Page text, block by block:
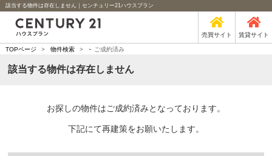
該当する物件は存在しません｜センチュリー21ハウスプラン
売買サイト 賃貸サイト
TOPページ > 物件検索 > - ご成約済み
該当する物件は存在しません
お探しの物件はご成約済みとなっております。
下記にて再建策をお願いたします。